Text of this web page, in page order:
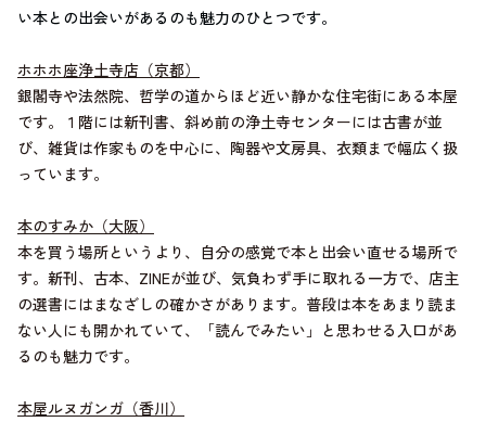
い本との出会いがあるのも魅力のひとつです。
ホホホ座浄土寺店（京都）
銀閣寺や法然院、哲学の道からほど近い静かな住宅街にある本屋
です。１階には新刊書、斜め前の浄土寺センターには古書が並
び、雑貨は作家ものを中心に、陶器や文房具、衣類まで幅広く扱
っています。
本のすみか（大阪）
本を買う場所というより、自分の感覚で本と出会い直せる場所で
す。新刊、古本、ZINEが並び、気負わず手に取れる一方で、店主
の選書にはまなざしの確かさがあります。普段は本をあまり読ま
ない人にも開かれていて、「読んでみたい」と思わせる入口があ
るのも魅力です。
本屋ルヌガンガ（香川）